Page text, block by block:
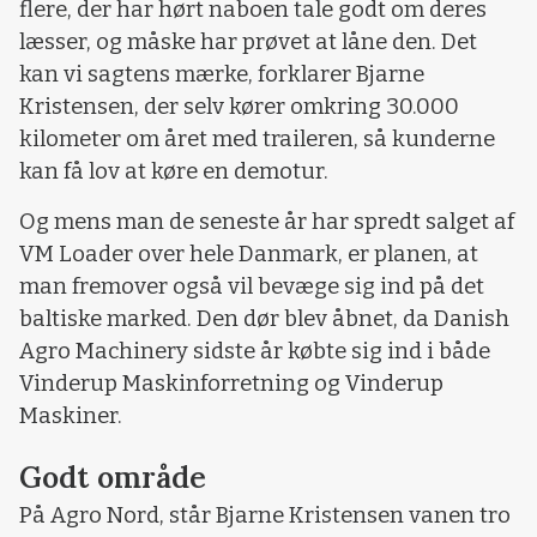
flere, der har hørt naboen tale godt om deres
læsser, og måske har prøvet at låne den. Det
kan vi sagtens mærke, forklarer Bjarne
Kristensen, der selv kører omkring 30.000
kilometer om året med traileren, så kunderne
kan få lov at køre en demotur.
Og mens man de seneste år har spredt salget af
VM Loader over hele Danmark, er planen, at
man fremover også vil bevæge sig ind på det
baltiske marked. Den dør blev åbnet, da Danish
Agro Machinery sidste år købte sig ind i både
Vinderup Maskinforretning og Vinderup
Maskiner.
Godt område
På Agro Nord, står Bjarne Kristensen vanen tro